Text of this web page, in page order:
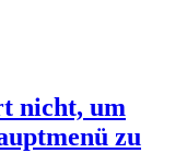
nicht, um
zu